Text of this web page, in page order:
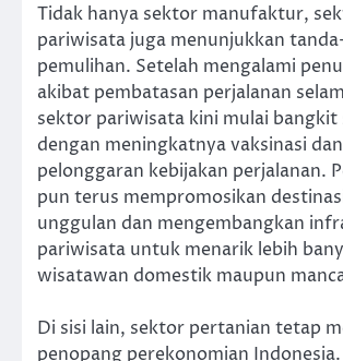
Tidak hanya sektor manufaktur,
pariwisata juga menunjukkan
pemulihan. Setelah mengalami
akibat pembatasan perjalanan
sektor pariwisata kini mulai bangkit
dengan meningkatnya vaksinasi dan
pelonggaran kebijakan perjalanan.
pun terus mempromosikan
unggulan dan mengembangkan
pariwisata untuk menarik lebih
wisatawan domestik maupun
Di sisi lain, sektor pertanian tetap
penopang perekonomian